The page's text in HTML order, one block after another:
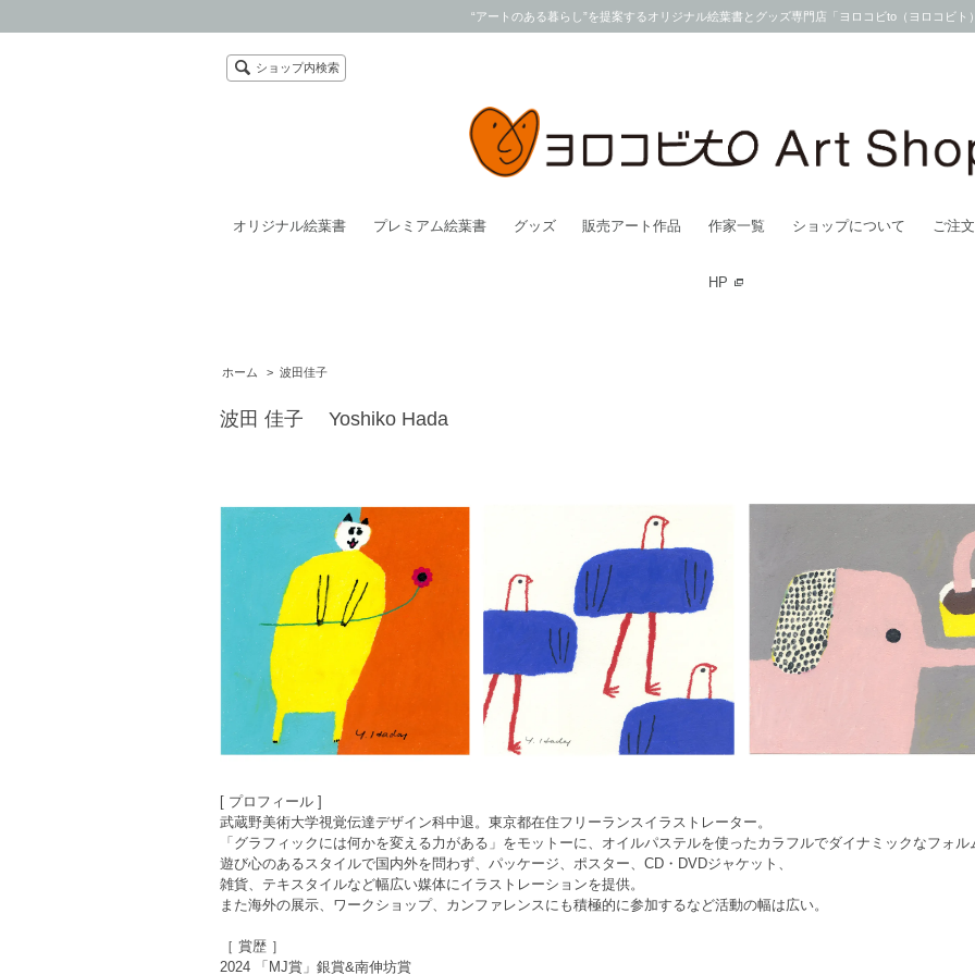
“アートのある暮らし”を提案するオリジナル絵葉書とグッズ専門店「ヨロコビto（ヨロコビト
ショップ内検索
オリジナル絵葉書 プレミアム絵葉書 グッズ 販売アート作品 作家一覧 ショップについて ご注
HP
ホーム > 波田佳子
波田 佳子 Yoshiko Hada
[ プロフィール ]
武蔵野美術大学視覚伝達デザイン科中退。東京都在住フリーランスイラストレーター。
「グラフィックには何かを変える力がある」をモットーに、オイルパステルを使ったカラフルでダイナミックなフォル
遊び心のあるスタイルで国内外を問わず、パッケージ、ポスター、CD・DVDジャケット、
雑貨、テキスタイルなど幅広い媒体にイラストレーションを提供。
また海外の展示、ワークショップ、カンファレンスにも積極的に参加するなど活動の幅は広い。
［ 賞歴 ］
2024 「MJ賞」銀賞&南伸坊賞